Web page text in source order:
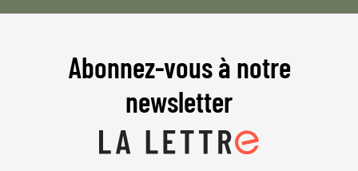
Abonnez-vous à notre
newsletter